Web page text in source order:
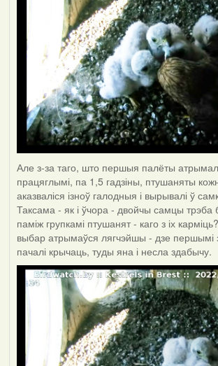
Але з-за таго, што першыя палёты
працяглымі, па 1,5 гадзіны, птушаняты
аказваліся ізноў галодныя і вырывалі ў
Таксама - як і ўчора - двойчы самцы
паміж групкамі птушанят - каго з іх
выбар атрымаўся лягчэйшы - дзе першымі
пачалі крычаць, туды яна і несла здабычу.